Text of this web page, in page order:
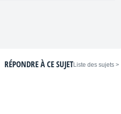
< Liste des sujets
RÉPONDRE À CE SUJET